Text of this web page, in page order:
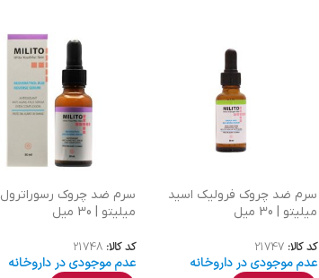
سرم ضد چروک فرولیک اسید
میلیتو | 30 میل
کد کالا: 21747
عدم موجودی در داروخانه
سرم ضد چروک رسوراترول
میلیتو | 30 میل
کد کالا: 21748
عدم موجودی در داروخانه